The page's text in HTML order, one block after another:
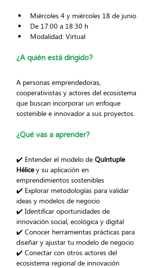
Miércoles 4 y miércoles 18 de junio
De 17:00 a 18:30 h
Modalidad: Virtual
¿A quién está dirigido?
A personas emprendedoras,
cooperativistas y actores del ecosistema
que buscan incorporar un enfoque
sostenible e innovador a sus proyectos.
¿Qué vas a aprender?
✔️ Entender el modelo de Quíntuple
Hélice y su aplicación en
emprendimientos sostenibles
✔️ Explorar metodologías para validar
ideas y modelos de negocio
✔️ Identificar oportunidades de
innovación social, ecológica y digital
✔️ Conocer herramientas prácticas para
diseñar y ajustar tu modelo de negocio
✔️ Conectar con otros actores del
ecosistema regional de innovación